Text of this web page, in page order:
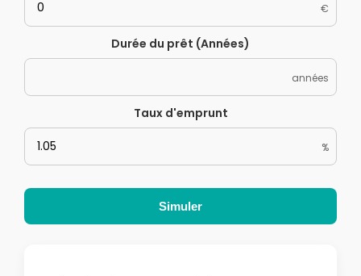
€
Durée du prêt (Années)
années
Taux d'emprunt
%
Simuler